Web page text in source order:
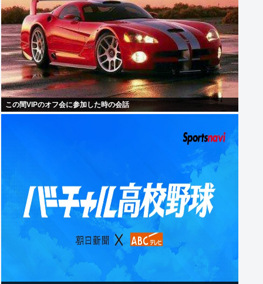
この間VIPのオフ会に参加した時の会話